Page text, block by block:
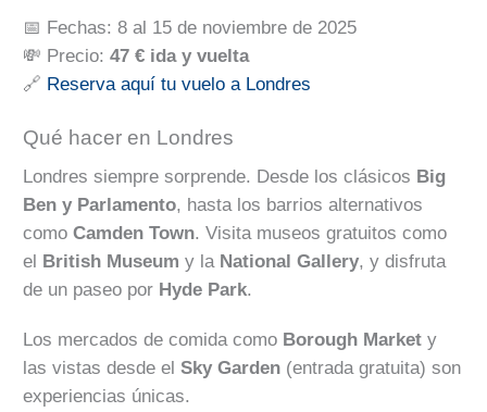
📅 Fechas: 8 al 15 de noviembre de 2025
💸 Precio: 47 € ida y vuelta
🔗 Reserva aquí tu vuelo a Londres
Qué hacer en Londres
Londres siempre sorprende. Desde los clásicos Big
Ben y Parlamento, hasta los barrios alternativos
como Camden Town. Visita museos gratuitos como
el British Museum y la National Gallery, y disfruta
de un paseo por Hyde Park.
Los mercados de comida como Borough Market y
las vistas desde el Sky Garden (entrada gratuita) son
experiencias únicas.